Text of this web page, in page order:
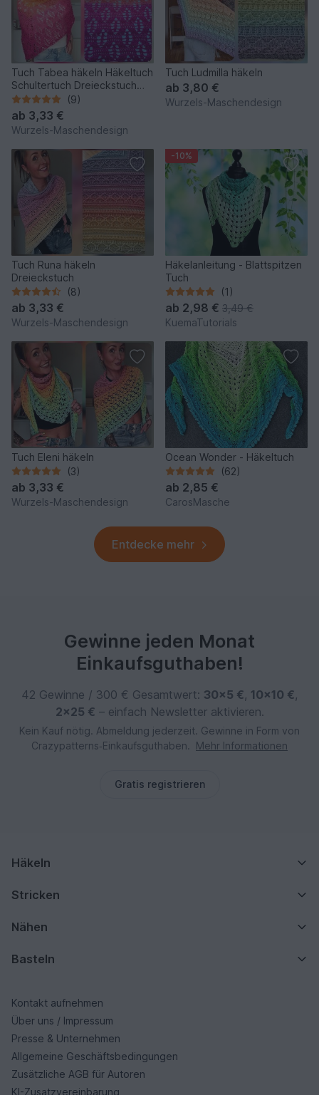
Tuch Tabea häkeln Häkeltuch
Schultertuch Dreieckstuch
Stola
(9)
ab 3,33 €
Wurzels-Maschendesign
Tuch Ludmilla häkeln
ab 3,80 €
Wurzels-Maschendesign
Tuch Runa häkeln
Dreieckstuch
(8)
ab 3,33 €
Wurzels-Maschendesign
-10%
Häkelanleitung - Blattspitzen
Tuch
(1)
ab 2,98 € 3,49 €
KuemaTutorials
Tuch Eleni häkeln
(3)
ab 3,33 €
Wurzels-Maschendesign
Ocean Wonder - Häkeltuch
(62)
ab 2,85 €
CarosMasche
Entdecke mehr
Gewinne jeden Monat
Einkaufsguthaben!
42 Gewinne / 300 € Gesamtwert: 30×5 €, 10×10 €,
2×25 € – einfach Newsletter aktivieren.
Kein Kauf nötig. Abmeldung jederzeit. Gewinne in Form von
Crazypatterns‑Einkaufsguthaben.
Mehr Informationen
Gratis registrieren
Häkeln
Stricken
Nähen
Basteln
Kontakt aufnehmen
Über uns / Impressum
Presse & Unternehmen
Allgemeine Geschäftsbedingungen
Zusätzliche AGB für Autoren
KI-Zusatzvereinbarung